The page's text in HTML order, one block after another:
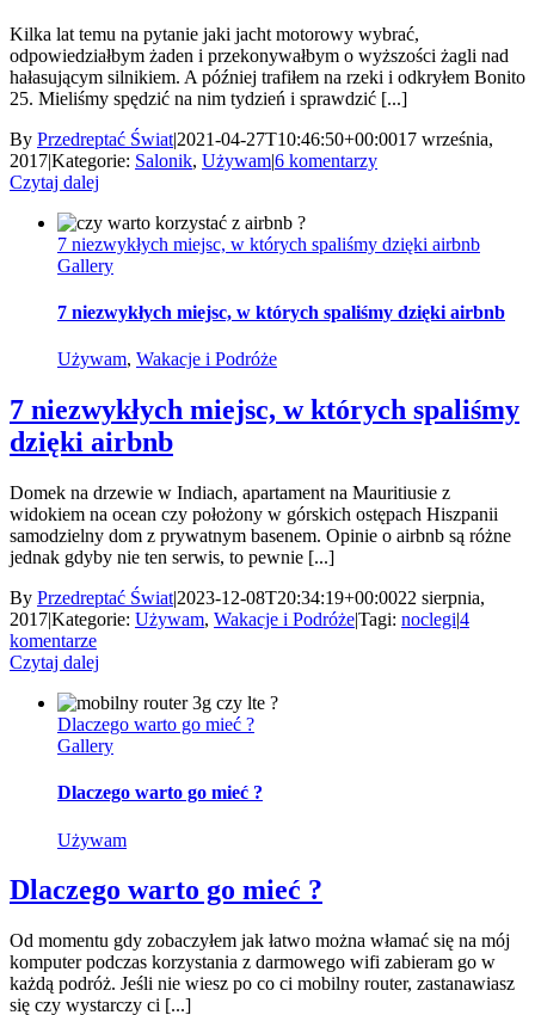
Kilka lat temu na pytanie jaki jacht motorowy wybrać,
odpowiedziałbym żaden i przekonywałbym o wyższości żagli nad
hałasującym silnikiem. A później trafiłem na rzeki i odkryłem Bonito
25. Mieliśmy spędzić na nim tydzień i sprawdzić [...]
By Przedreptać Świat|2021-04-27T10:46:50+00:0017 września,
2017|Kategorie: Salonik, Używam|6 komentarzy
Czytaj dalej
7 niezwykłych miejsc, w których spaliśmy dzięki airbnb
Gallery
7 niezwykłych miejsc, w których spaliśmy dzięki airbnb
Używam, Wakacje i Podróże
7 niezwykłych miejsc, w których spaliśmy
dzięki airbnb
Domek na drzewie w Indiach, apartament na Mauritiusie z
widokiem na ocean czy położony w górskich ostępach Hiszpanii
samodzielny dom z prywatnym basenem. Opinie o airbnb są różne
jednak gdyby nie ten serwis, to pewnie [...]
By Przedreptać Świat|2023-12-08T20:34:19+00:0022 sierpnia,
2017|Kategorie: Używam, Wakacje i Podróże|Tagi: noclegi|4
komentarze
Czytaj dalej
Dlaczego warto go mieć ?
Gallery
Dlaczego warto go mieć ?
Używam
Dlaczego warto go mieć ?
Od momentu gdy zobaczyłem jak łatwo można włamać się na mój
komputer podczas korzystania z darmowego wifi zabieram go w
każdą podróż. Jeśli nie wiesz po co ci mobilny router, zastanawiasz
się czy wystarczy ci [...]